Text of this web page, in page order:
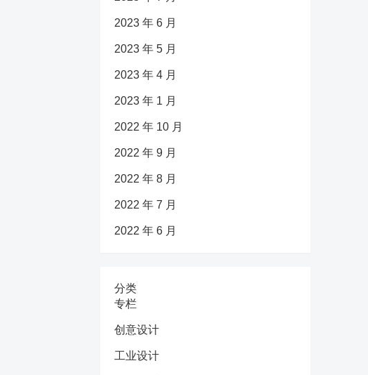
2023 年 6 月
2023 年 5 月
2023 年 4 月
2023 年 1 月
2022 年 10 月
2022 年 9 月
2022 年 8 月
2022 年 7 月
2022 年 6 月
分类
专栏
创意设计
工业设计